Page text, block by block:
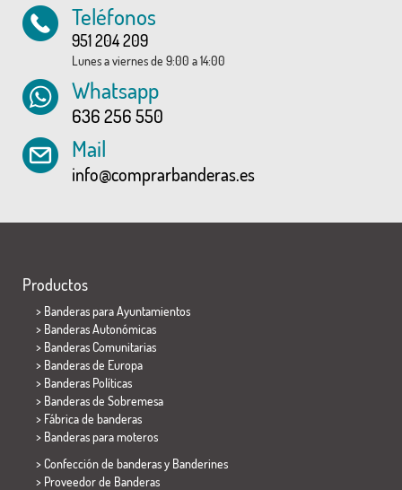
Teléfonos
951 204 209
Lunes a viernes de 9:00 a 14:00
Whatsapp
636 256 550
Mail
info@comprarbanderas.es
Productos
> Banderas para Ayuntamientos
> Banderas Autonómicas
> Banderas Comunitarias
> Banderas de Europa
> Banderas Políticas
> Banderas de Sobremesa
> Fábrica de banderas
> Banderas para moteros
> Confección de banderas y Banderines
> Proveedor de Banderas